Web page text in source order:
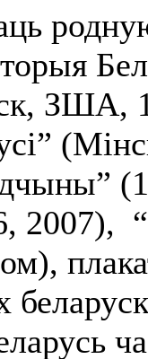
ЗША,
2007),